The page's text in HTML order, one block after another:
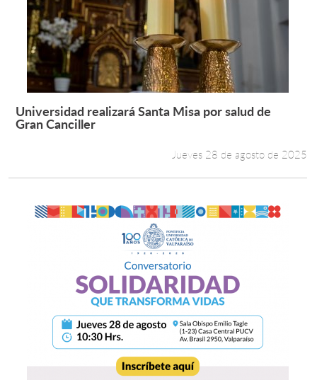
Leer más +
Universidad realizará Santa Misa por salud de
Gran Canciller
Jueves 28 de agosto de 2025